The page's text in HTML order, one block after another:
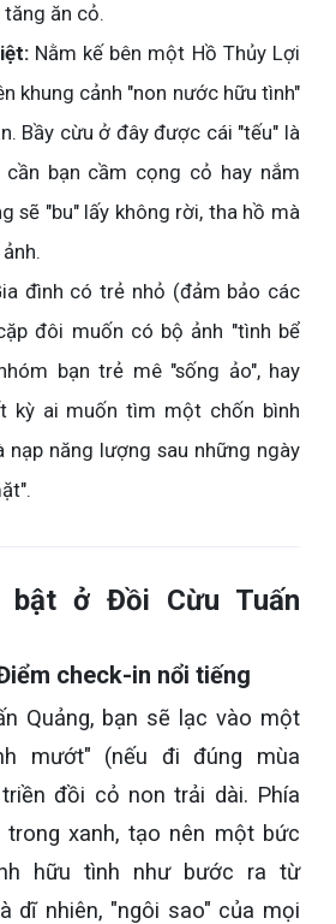
ăn cỏ.
Nằm kế bên một Hồ Thủy Lợi
khung cảnh "non nước hữu tình"
Bầy cừu ở đây được cái "tếu" là
cần bạn cầm cọng cỏ hay nắm
sẽ "bu" lấy không rời, tha hồ mà
đình có trẻ nhỏ (đảm bảo các
đôi muốn có bộ ảnh "tình bể
bạn trẻ mê "sống ảo", hay
kỳ ai muốn tìm một chốn bình
nạp năng lượng sau những ngày
bật ở Đồi Cừu Tuấn
check-in nổi tiếng
Quảng, bạn sẽ lạc vào một
mướt" (nếu đi đúng mùa
đồi cỏ non trải dài. Phía
xanh, tạo nên một bức
hữu tình như bước ra từ
dĩ nhiên, "ngôi sao" của mọi